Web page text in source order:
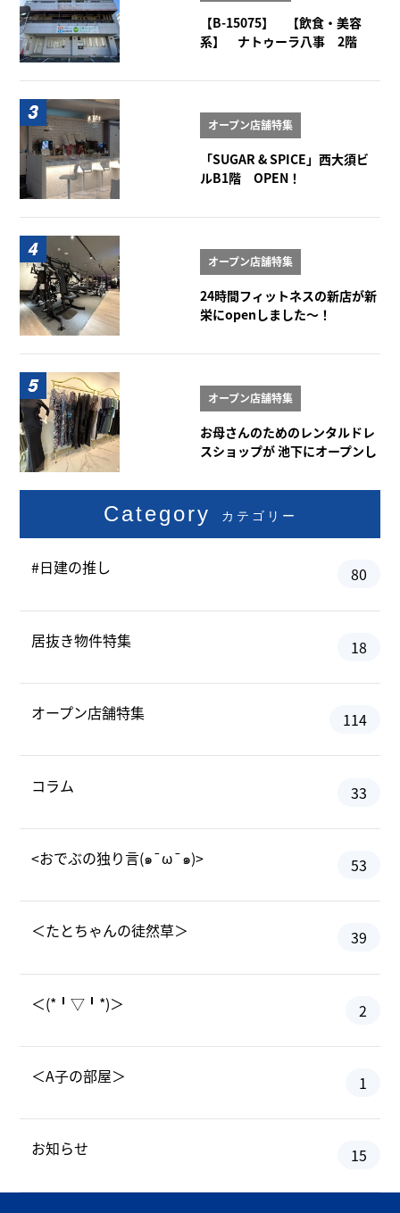
【B-15075】 【飲食・美容
系】 ナトゥーラ八事 2階
オープン店舗特集
「SUGAR & SPICE」西大須ビ
ルB1階 OPEN！
オープン店舗特集
24時間フィットネスの新店が新
栄にopenしました～！
オープン店舗特集
お母さんのためのレンタルドレ
スショップが 池下にオープンし
Category カテゴリー
#日建の推し 80
居抜き物件特集 18
オープン店舗特集 114
コラム 33
<おでぶの独り言(๑¯ω¯๑)> 53
＜たとちゃんの徒然草＞ 39
＜(*╹▽╹*)＞ 2
＜A子の部屋＞ 1
お知らせ 15